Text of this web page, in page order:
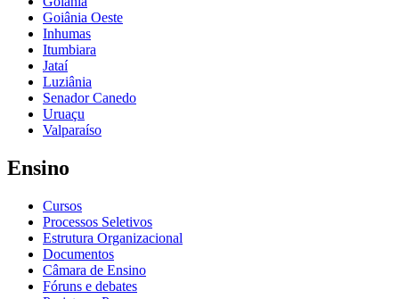
Goiânia Oeste
Inhumas
Itumbiara
Jataí
Luziânia
Senador Canedo
Uruaçu
Valparaíso
Ensino
Cursos
Processos Seletivos
Estrutura Organizacional
Documentos
Câmara de Ensino
Fóruns e debates